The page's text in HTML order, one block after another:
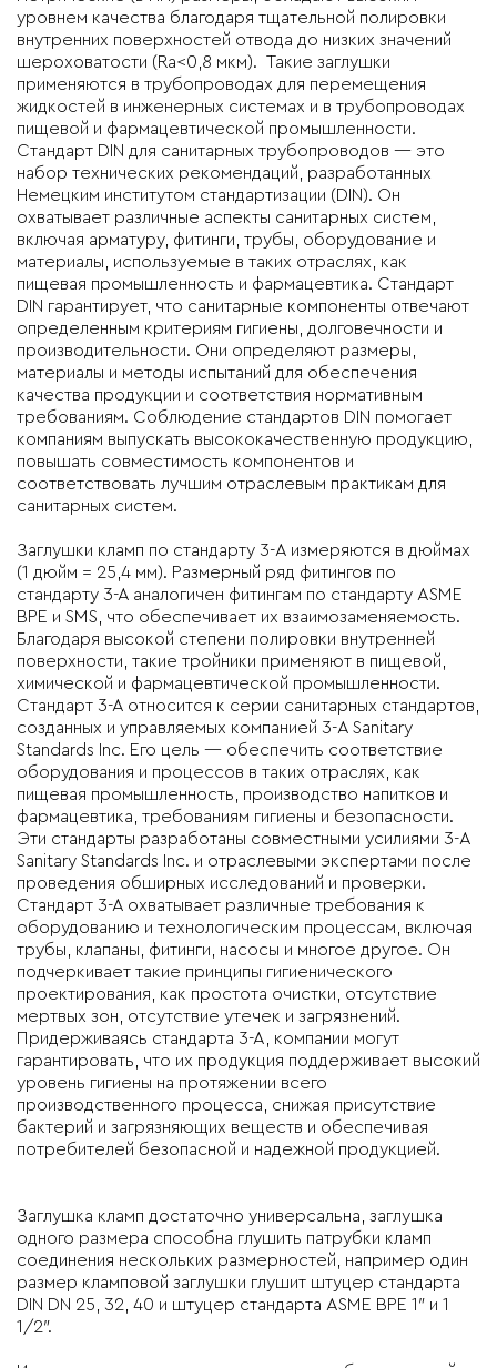
уровнем качества благодаря тщательной полировки
внутренних поверхностей отвода до низких значений
шероховатости (Ra<0,8 мкм). Такие заглушки
применяются в трубопроводах для перемещения
жидкостей в инженерных системах и в трубопроводах
пищевой и фармацевтической промышленности.
Стандарт DIN для санитарных трубопроводов — это
набор технических рекомендаций, разработанных
Немецким институтом стандартизации (DIN). Он
охватывает различные аспекты санитарных систем,
включая арматуру, фитинги, трубы, оборудование и
материалы, используемые в таких отраслях, как
пищевая промышленность и фармацевтика. Стандарт
DIN гарантирует, что санитарные компоненты отвечают
определенным критериям гигиены, долговечности и
производительности. Они определяют размеры,
материалы и методы испытаний для обеспечения
качества продукции и соответствия нормативным
требованиям. Соблюдение стандартов DIN помогает
компаниям выпускать высококачественную продукцию,
повышать совместимость компонентов и
соответствовать лучшим отраслевым практикам для
санитарных систем.
Заглушки кламп по стандарту 3-A измеряются в дюймах
(1 дюйм = 25,4 мм). Размерный ряд фитингов по
стандарту 3-А аналогичен фитингам по стандарту ASME
BPE и SMS, что обеспечивает их взаимозаменяемость.
Благодаря высокой степени полировки внутренней
поверхности, такие тройники применяют в пищевой,
химической и фармацевтической промышленности.
Стандарт 3-А относится к серии санитарных стандартов,
созданных и управляемых компанией 3-A Sanitary
Standards Inc. Его цель — обеспечить соответствие
оборудования и процессов в таких отраслях, как
пищевая промышленность, производство напитков и
фармацевтика, требованиям гигиены и безопасности.
Эти стандарты разработаны совместными усилиями 3-A
Sanitary Standards Inc. и отраслевыми экспертами после
проведения обширных исследований и проверки.
Стандарт 3-А охватывает различные требования к
оборудованию и технологическим процессам, включая
трубы, клапаны, фитинги, насосы и многое другое. Он
подчеркивает такие принципы гигиенического
проектирования, как простота очистки, отсутствие
мертвых зон, отсутствие утечек и загрязнений.
Придерживаясь стандарта 3-А, компании могут
гарантировать, что их продукция поддерживает высокий
уровень гигиены на протяжении всего
производственного процесса, снижая присутствие
бактерий и загрязняющих веществ и обеспечивая
потребителей безопасной и надежной продукцией.
Заглушка кламп достаточно универсальна, заглушка
одного размера способна глушить патрубки кламп
соединения нескольких размерностей, например один
размер кламповой заглушки глушит штуцер стандарта
DIN DN 25, 32, 40 и штуцер стандарта ASME BPE 1″ и 1
1/2″.